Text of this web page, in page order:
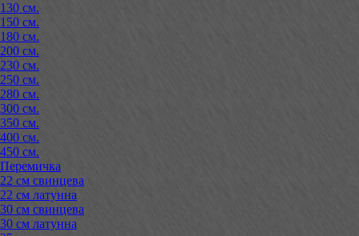
130 см.
150 см.
180 см.
200 см.
230 см.
250 см.
280 см.
300 см.
350 см.
400 см.
450 см.
Перемичка
22 см свинцева
22 см латунна
30 см свинцева
30 см латунна